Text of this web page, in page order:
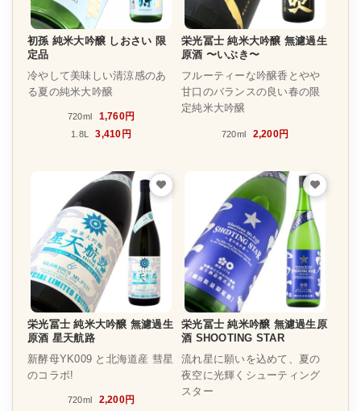
初孫 純米大吟醸 しおさい 限
定品
冷やして美味しい清涼感のあ
る夏の純米大吟醸
720ml 1,760円
1.8L 3,410円
栄光冨士 純米大吟醸 無濾過生
原酒 〜いぶき〜
フルーティーな吟醸香とやや
甘口のバランスの良い春の限
定純米大吟醸
720ml 2,200円
栄光冨士 純米大吟醸 無濾過生
原酒 星天航路
新酵母YK009 と北海道産 彗星
のコラボ!
720ml 2,200円
栄光冨士 純米吟醸 無濾過生原
酒 SHOOTING STAR
流れ星に願いを込めて、夏の
夜空に光輝くシューティング
スター